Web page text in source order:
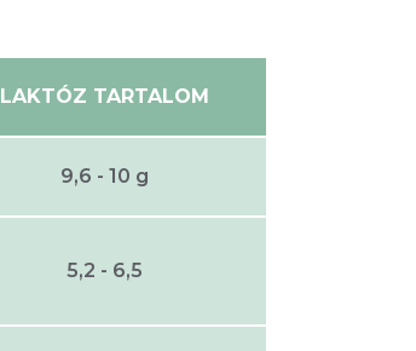
LAKTÓZ TARTALOM
9,6 - 10 g
5,2 - 6,5